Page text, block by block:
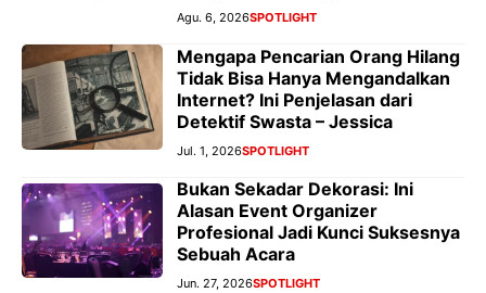
Agu. 6, 2026SPOTLIGHT
Mengapa Pencarian Orang Hilang
Tidak Bisa Hanya Mengandalkan
Internet? Ini Penjelasan dari
Detektif Swasta – Jessica
Jul. 1, 2026SPOTLIGHT
Bukan Sekadar Dekorasi: Ini
Alasan Event Organizer
Profesional Jadi Kunci Suksesnya
Sebuah Acara
Jun. 27, 2026SPOTLIGHT